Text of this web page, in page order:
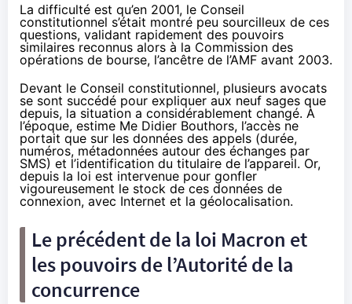
La difficulté est qu’en 2001, le Conseil
constitutionnel s’était montré peu sourcilleux de ces
questions, validant rapidement des pouvoirs
similaires reconnus alors à la Commission des
opérations de bourse, l’ancêtre de l’AMF avant 2003.
Devant le Conseil constitutionnel, plusieurs avocats
se sont succédé pour expliquer aux neuf sages que
depuis, la situation a considérablement changé. À
l’époque, estime Me Didier Bouthors, l’accès ne
portait que sur les données des appels (durée,
numéros, métadonnées autour des échanges par
SMS) et l’identification du titulaire de l’appareil. Or,
depuis la loi est intervenue pour gonfler
vigoureusement le stock de ces données de
connexion, avec Internet et la géolocalisation.
Le précédent de la loi Macron et
les pouvoirs de l’Autorité de la
concurrence